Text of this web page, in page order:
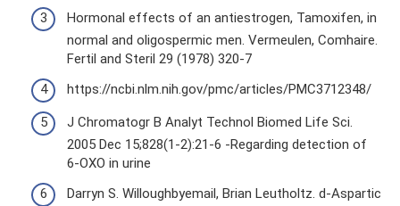
Hormonal effects of an antiestrogen, Tamoxifen, in
normal and oligospermic men. Vermeulen, Comhaire.
Fertil and Steril 29 (1978) 320-7
https://ncbi.nlm.nih.gov/pmc/articles/PMC3712348/
J Chromatogr B Analyt Technol Biomed Life Sci.
2005 Dec 15;828(1-2):21-6 -Regarding detection of
6-OXO in urine
Darryn S. Willoughbyemail, Brian Leutholtz. d-Aspartic